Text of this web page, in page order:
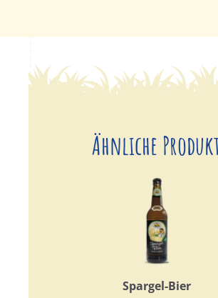
Ähnliche
Spargel-Bier